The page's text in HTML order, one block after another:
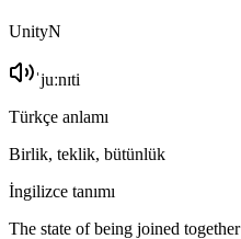
UnityN
ˈjuːnɪti
Türkçe anlamı
Birlik, teklik, bütünlük
İngilizce tanımı
The state of being joined together